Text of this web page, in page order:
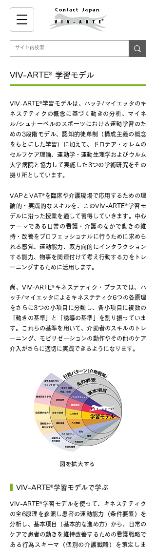
VIV-ARTE® 学習モデル
VIV-ARTE®学習モデルは、ハッチ/マイエッタのキ
ネステティクの概念に基づく動きの分析、マイネ
ル/シュナーベルのスポーツにおける運動学習のた
めの3段階モデル、認知的徒弟制（構成主義の概念
をもとにした学習）に加えて、ドロテア・オレムの
セルフケア理論、運動学・運動生理学およびウルム
大学病院と協力して実施した3つの学術研究 をその
拠り所としています。
VAPとVAT®を臨床や介護現場で応用するための理
論的・実践的なスキルを、このVIV-ARTE®学習モ
デルに沿った授業を通して習得していきます。中心
テーマである日常の看護・介護のなかで動きの維
持・改善をプロフェッショナルに行うために求めら
れる感覚、運動能力、双方向的にインタラクション
する能力、物事を関連付けて考え行動する力をトレ
ーニングするために活用します。
尚、VIV-ARTE®キネステティク・プラスでは、ハ
ッチ/マイエッタによるキネステティク6つの各原理
をさらに3つの小項目に分類し、各小項目に複数の
「動きの基準」と「誘導の基準」を割り振っていま
す。これらの基準を用いて、介助者のスキルのトレ
ーニング、モビリゼーションの動作やその他のケア
介入がさらに適切に実践できるようになります。
図を拡大する
VIV-ARTE®学習モデルで学ぶ
VIV-ARTE®学習モデルを使って、キネステティク
の全6原理を参照し患者の運動能力（条件要素）を
分析し、基本項目（基本的な進め方）から、日常の
ケアで患者の動きを維持改善するための看護戦略で
ある行為スキーマ（個別の介護戦略）を策定しま